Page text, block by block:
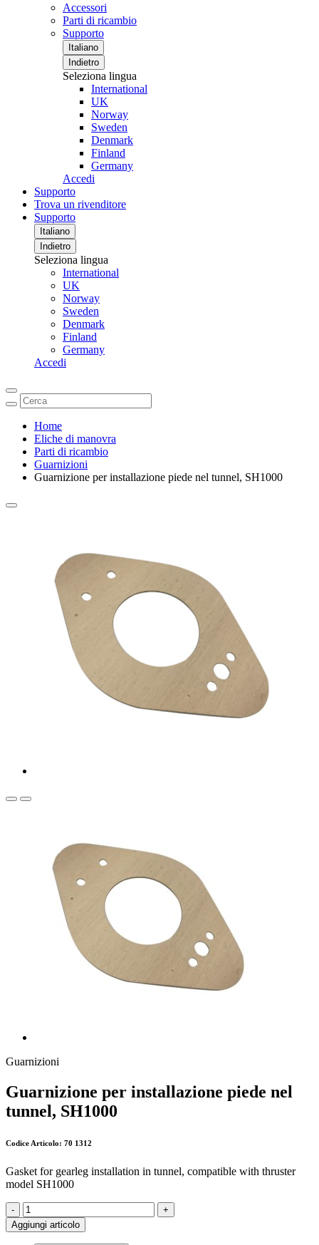
Accessori
Parti di ricambio
Supporto
Italiano
Indietro
Seleziona lingua
International
UK
Norway
Sweden
Denmark
Finland
Germany
Accedi
Supporto
Trova un rivenditore
Supporto
Italiano
Indietro
Seleziona lingua
International
UK
Norway
Sweden
Denmark
Finland
Germany
Accedi
Home
Eliche di manovra
Parti di ricambio
Guarnizioni
Guarnizione per installazione piede nel tunnel, SH1000
Guarnizioni
Guarnizione per installazione piede nel
tunnel, SH1000
Codice Articolo: 70 1312
Gasket for gearleg installation in tunnel, compatible with thruster
model SH1000
-
+
Aggiungi articolo